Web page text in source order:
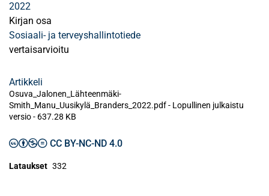
2022
Kirjan osa
Sosiaali- ja terveyshallintotiede
vertaisarvioitu
Artikkeli
Osuva_Jalonen_Lähteenmäki-
Smith_Manu_Uusikylä_Branders_2022.pdf - Lopullinen julkaistu
versio- 637.28 KB
CC BY-NC-ND 4.0
Lataukset 332